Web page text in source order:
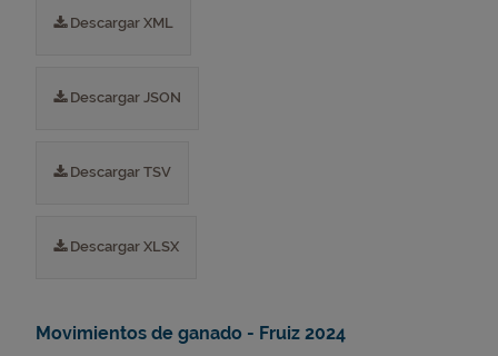
Descargar XML
Descargar JSON
Descargar TSV
Descargar XLSX
Movimientos de ganado - Fruiz 2024